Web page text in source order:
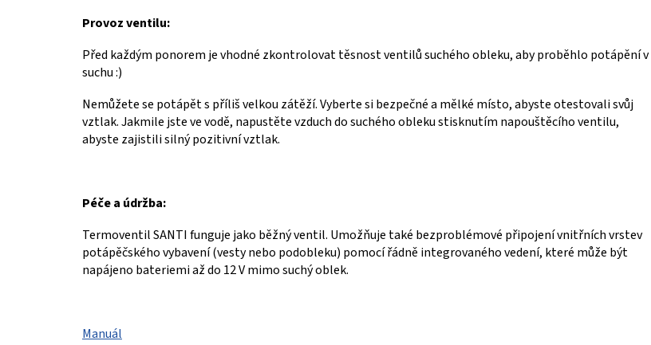
Provoz ventilu:
Před každým ponorem je vhodné zkontrolovat těsnost ventilů suchého obleku, aby proběhlo potápění v
suchu :)
Nemůžete se potápět s příliš velkou zátěží.Vyberte si bezpečné a mělké místo, abyste otestovali svůj
vztlak.Jakmile jste ve vodě, napustěte vzduch do suchého obleku stisknutím napouštěcího ventilu,
abyste zajistili silný pozitivní vztlak.
Péče a údržba:
Termoventil SANTIfunguje jako běžný ventil. Umožňuje také bezproblémové připojení vnitřních vrstev
potápěčského vybavení (vesty nebo podobleku) pomocí řádně integrovaného vedení, které může být
napájeno bateriemi až do 12 V mimo suchý oblek.
Manuál